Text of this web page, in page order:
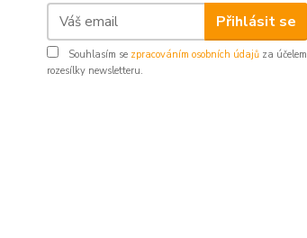
Přihlásit se
Souhlasím se zpracováním osobních údajů za účelem
rozesílky newsletteru.